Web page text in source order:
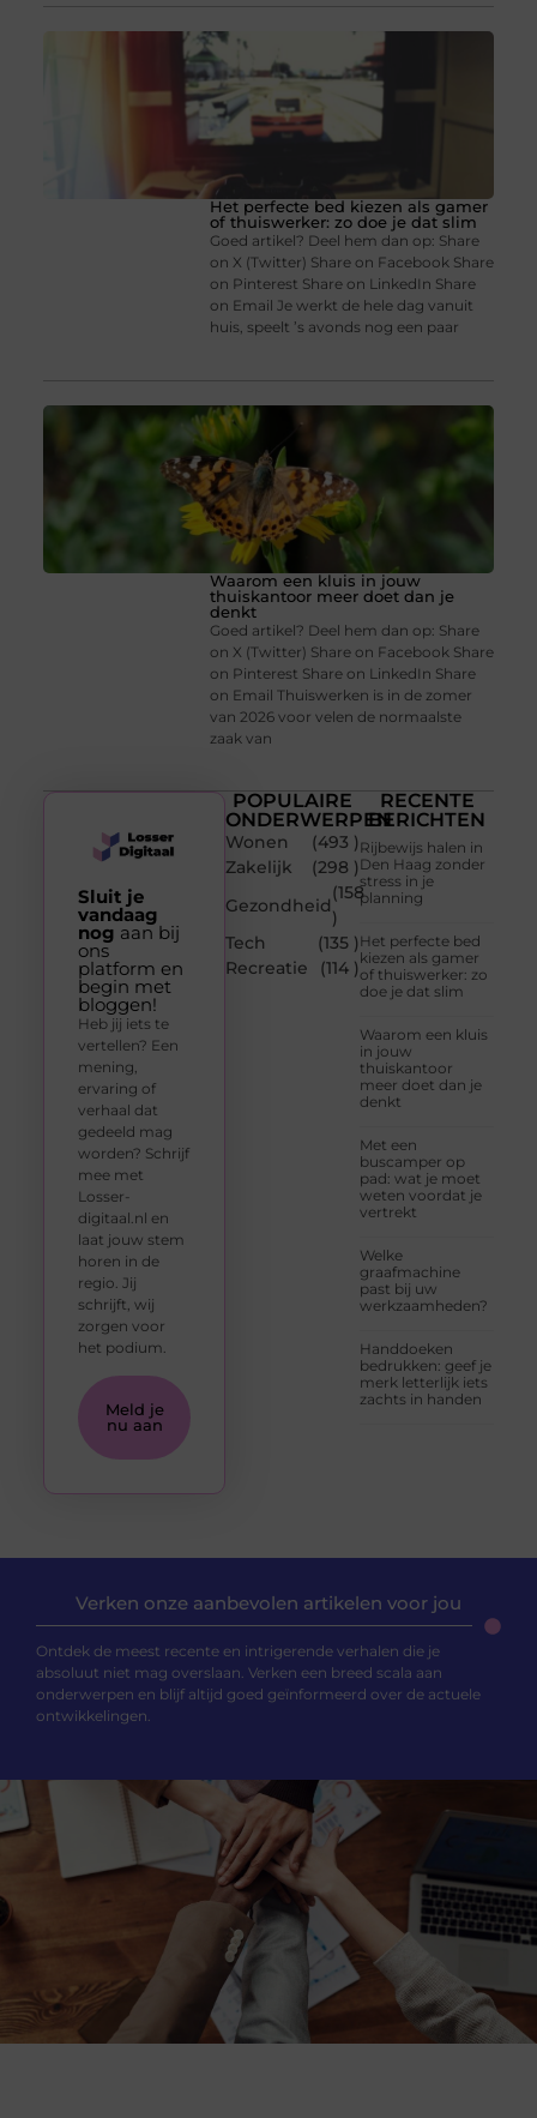
Het perfecte bed kiezen als gamer
of thuiswerker: zo doe je dat slim
Goed artikel? Deel hem dan op: Share
on X (Twitter) Share on Facebook Share
on Pinterest Share on LinkedIn Share
on Email Je werkt de hele dag vanuit
huis, speelt ’s avonds nog een paar
Waarom een kluis in jouw
thuiskantoor meer doet dan je
denkt
Goed artikel? Deel hem dan op: Share
on X (Twitter) Share on Facebook Share
on Pinterest Share on LinkedIn Share
on Email Thuiswerken is in de zomer
van 2026 voor velen de normaalste
zaak van
POPULAIRE
ONDERWERPEN
Wonen
(493 )
Zakelijk
(298 )
Gezondheid
(158
)
Tech
(135 )
Recreatie
(114 )
RECENTE
BERICHTEN
Rijbewijs halen in
Den Haag zonder
stress in je
planning
Het perfecte bed
kiezen als gamer
of thuiswerker: zo
doe je dat slim
Waarom een kluis
in jouw
thuiskantoor
meer doet dan je
denkt
Met een
buscamper op
pad: wat je moet
weten voordat je
vertrekt
Welke
graafmachine
past bij uw
werkzaamheden?
Handdoeken
bedrukken: geef je
merk letterlijk iets
zachts in handen
Sluit je
vandaag
nog aan bij
ons
platform en
begin met
bloggen!
Heb jij iets te
vertellen? Een
mening,
ervaring of
verhaal dat
gedeeld mag
worden? Schrijf
mee met
Losser-
digitaal.nl en
laat jouw stem
horen in de
regio. Jij
schrijft, wij
zorgen voor
het podium.
Meld je
nu aan
Verken onze aanbevolen artikelen voor jou
Ontdek de meest recente en intrigerende verhalen die je
absoluut niet mag overslaan. Verken een breed scala aan
onderwerpen en blijf altijd goed geïnformeerd over de actuele
ontwikkelingen.